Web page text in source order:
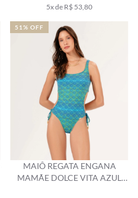
5x de R$ 53,80
MAIÔ REGATA ENGANA
MAMÃE DOLCE VITA AZUL
51% OFF